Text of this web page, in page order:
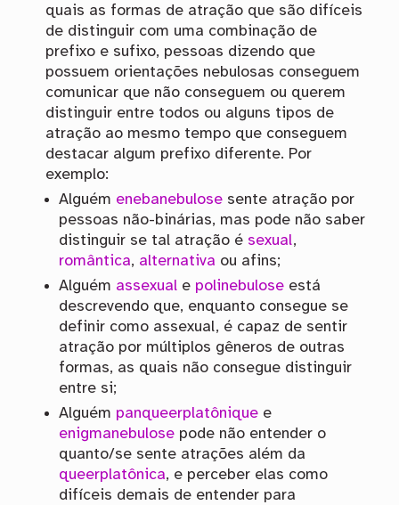
quais as formas de atração que são difíceis
de distinguir com uma combinação de
prefixo e sufixo, pessoas dizendo que
possuem orientações nebulosas conseguem
comunicar que não conseguem ou querem
distinguir entre todos ou alguns tipos de
atração ao mesmo tempo que conseguem
destacar algum prefixo diferente. Por
exemplo:
Alguém enebanebulose sente atração por
pessoas não-binárias, mas pode não saber
distinguir se tal atração é sexual,
romântica, alternativa ou afins;
Alguém assexuale polinebuloseestá
descrevendo que, enquanto consegue se
definir como assexual, é capaz de sentir
atração por múltiplos gêneros de outras
formas, as quais não consegue distinguir
entre si;
Alguém panqueerplatôniquee
enigmanebulosepode não entender o
quanto/se sente atrações além da
queerplatônica, e perceber elas como
difíceis demais de entender para